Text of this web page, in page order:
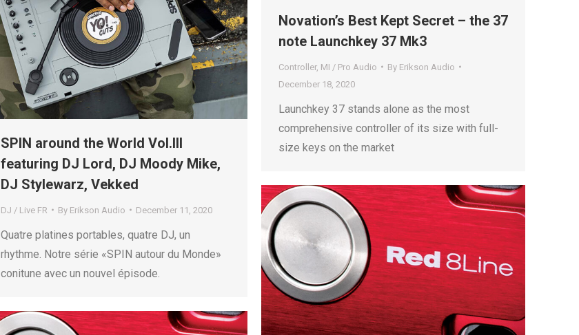
Novation’s Best Kept Secret – the 37
note Launchkey 37 Mk3
Controller, MI / Pro Audio By Erikson Audio
December 18, 2020
Launchkey 37 stands alone as the most
comprehensive controller of its size with full-
size keys on the market
SPIN around the World Vol.III
featuring DJ Lord, DJ Moody Mike,
DJ Stylewarz, Vekked
DJ / Live FR By Erikson Audio December 11, 2020
Quatre platines portables, quatre DJ, un
rhythme. Notre série «SPIN autour du Monde»
conitune avec un nouvel épisode.